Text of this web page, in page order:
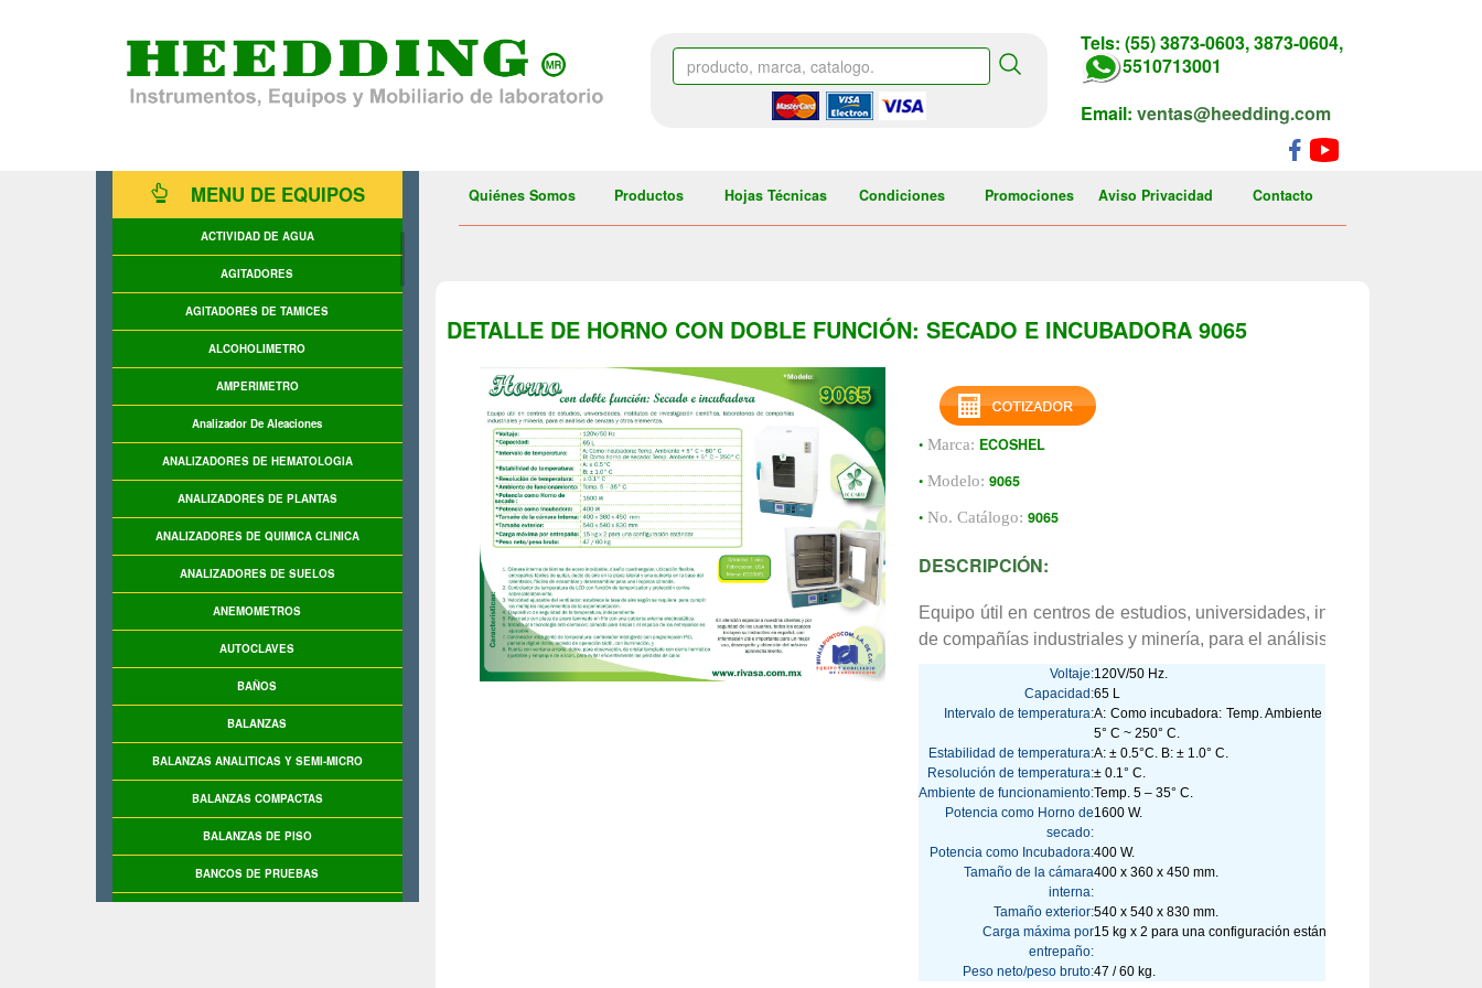
Tels: (55) 3873-0603, 3873-0604,
5510713001
Email: ventas@heedding.com
MENU DE EQUIPOS
ACTIVIDAD DE AGUA
AGITADORES
AGITADORES DE TAMICES
ALCOHOLIMETRO
AMPERIMETRO
Analizador De Aleaciones
ANALIZADORES DE HEMATOLOGIA
ANALIZADORES DE PLANTAS
ANALIZADORES DE QUIMICA CLINICA
ANALIZADORES DE SUELOS
ANEMOMETROS
AUTOCLAVES
BAÑOS
BALANZAS
BALANZAS ANALITICAS Y SEMI-MICRO
BALANZAS COMPACTAS
BALANZAS DE PISO
BANCOS DE PRUEBAS
Quiénes Somos Productos Hojas Técnicas Condiciones Promociones Aviso Privacidad Contacto
DETALLE DE HORNO CON DOBLE FUNCIÓN: SECADO E INCUBADORA 9065
•Marca: ECOSHEL
•Modelo:9065
•No. Catálogo:9065
DESCRIPCIÓN:
Equipo útil en centros de estudios, universidades, institutos de
de compañías industriales y minería, para el análisis de cenizas y otros
Voltaje:120V/50 Hz.
Capacidad:65 L
Intervalo de temperatura:A: Como incubadora: Temp. Ambiente + 5° C ~ 80° C B: Como
5° C ~ 250° C.
Estabilidad de temperatura:A: ± 0.5°C. B: ± 1.0° C.
Resolución de temperatura:± 0.1° C.
Ambiente de funcionamiento:Temp. 5 – 35° C.
Potencia como Horno de
secado:
1600 W.
Potencia como Incubadora:400 W.
Tamaño de la cámara
interna:
400 x 360 x 450 mm.
Tamaño exterior:540 x 540 x 830 mm.
Carga máxima por
entrepaño:
15 kg x 2 para una configuración estándar.
Peso neto/peso bruto:47 / 60 kg.